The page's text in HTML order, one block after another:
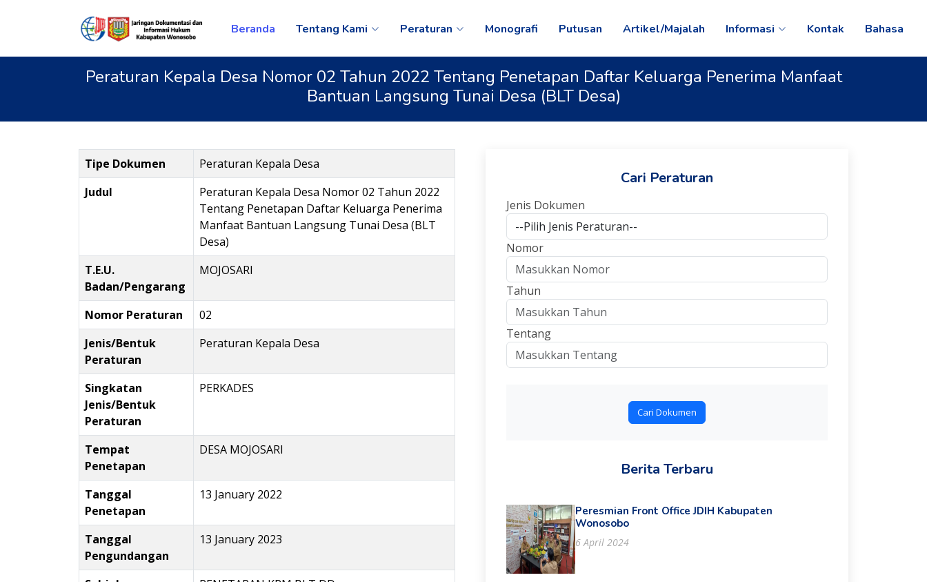
Beranda Tentang Kami Peraturan Monografi Putusan Artikel/Majalah Informasi Kontak Bahasa
Peraturan Kepala Desa Nomor 02 Tahun 2022 Tentang Penetapan Daftar Keluarga Penerima Manfaat
Bantuan Langsung Tunai Desa (BLT Desa)
Tipe Dokumen
Peraturan Kepala Desa
Judul
Peraturan Kepala Desa Nomor 02 Tahun 2022
Tentang Penetapan Daftar Keluarga Penerima
Manfaat Bantuan Langsung Tunai Desa (BLT
Desa)
T.E.U.
Badan/Pengarang
MOJOSARI
Nomor Peraturan
02
Jenis/Bentuk
Peraturan
Peraturan Kepala Desa
Singkatan
Jenis/Bentuk
Peraturan
PERKADES
Tempat
Penetapan
DESA MOJOSARI
Tanggal
Penetapan
13 January 2022
Tanggal
Pengundangan
13 January 2023
Cari Peraturan
Jenis Dokumen
Nomor
Tahun
Tentang
Cari Dokumen
Berita Terbaru
Peresmian Front Office JDIH Kabupaten
Wonosobo
6 April 2024